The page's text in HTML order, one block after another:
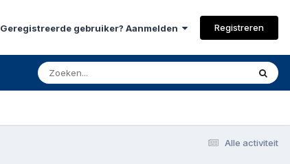
Geregistreerde gebruiker? Aanmelden Registreren
Alle activiteit